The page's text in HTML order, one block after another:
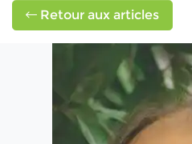
Retour aux articles